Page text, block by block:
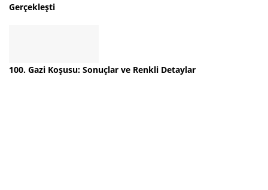
Gerçekleşti
100. Gazi Koşusu: Sonuçlar ve Renkli Detaylar